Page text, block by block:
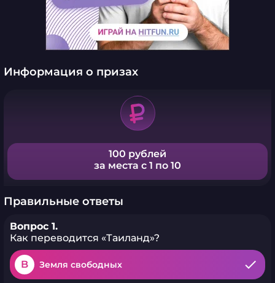
Информация о призах
100 рублей
за места с 1 по 10
Правильные ответы
Вопрос 1.
Как переводится «Таиланд»?
B Земля свободных